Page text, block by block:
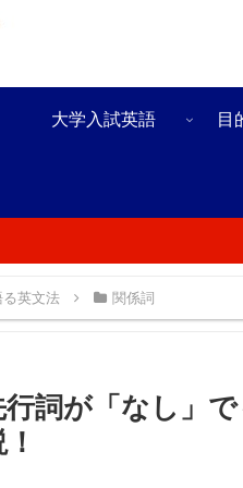
大学入試英語 目
英文法 関係詞
行詞が「なし」